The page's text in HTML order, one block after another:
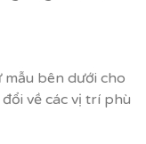
mẫu bên dưới cho
về các vị trí phù